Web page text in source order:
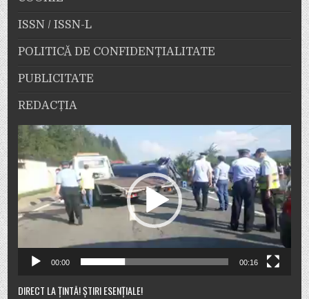
ISSN / ISSN-L
POLITICĂ DE CONFIDENȚIALITATE
PUBLICITATE
REDACȚIA
Player
video
00:00 00:16
DIRECT LA ȚINTĂ! ȘTIRI ESENȚIALE!